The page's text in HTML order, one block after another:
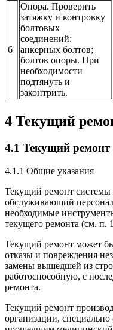
6
Опора. Проверить
затяжку и контровку
болтовых
соединений:
анкерных болтов;
болтов опоры. При
необходимости
подтянуть и
законтрить.
4 Текущий
4.1 Текущий ремонт
4.1.1 Общие указания
Текущий ремонт системы
обслуживающий
необходимые
текущего ремонта (см. п.
Текущий ремонт может
отказы и повреждения
замены вышедшей из
работоспособную, с
ремонта.
Текущий ремонт
организации,